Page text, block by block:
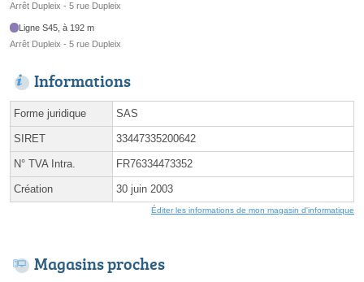
Arrêt Dupleix - 5 rue Dupleix
Ligne S45, à 192 m
Arrêt Dupleix - 5 rue Dupleix
Informations
Forme juridique SAS
SIRET 33447335200642
N° TVA Intra. FR76334473352
Création 30 juin 2003
Éditer les informations de mon magasin d'informatique
Magasins proches